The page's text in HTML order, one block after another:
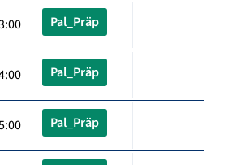
Pal_Präp
Pal_Präp
Pal_Präp